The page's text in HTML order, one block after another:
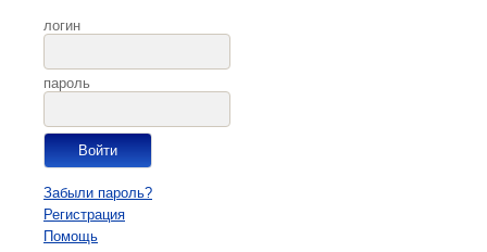
логин
пароль
Забыли пароль?
Регистрация
Помощь